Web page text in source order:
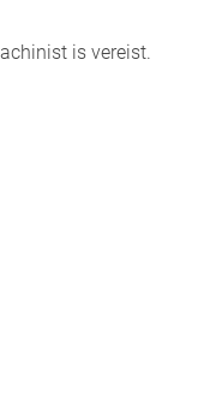
is vereist.